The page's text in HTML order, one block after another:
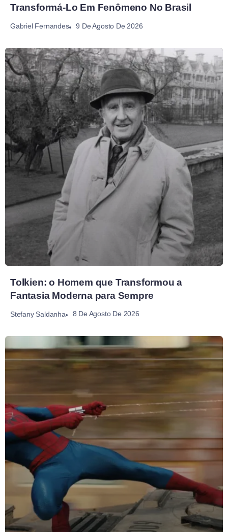
Transformá-Lo Em Fenômeno No Brasil
Gabriel Fernandes 9 De Agosto De 2026
Tolkien: o Homem que Transformou a
Fantasia Moderna para Sempre
Stefany Saldanha 8 De Agosto De 2026